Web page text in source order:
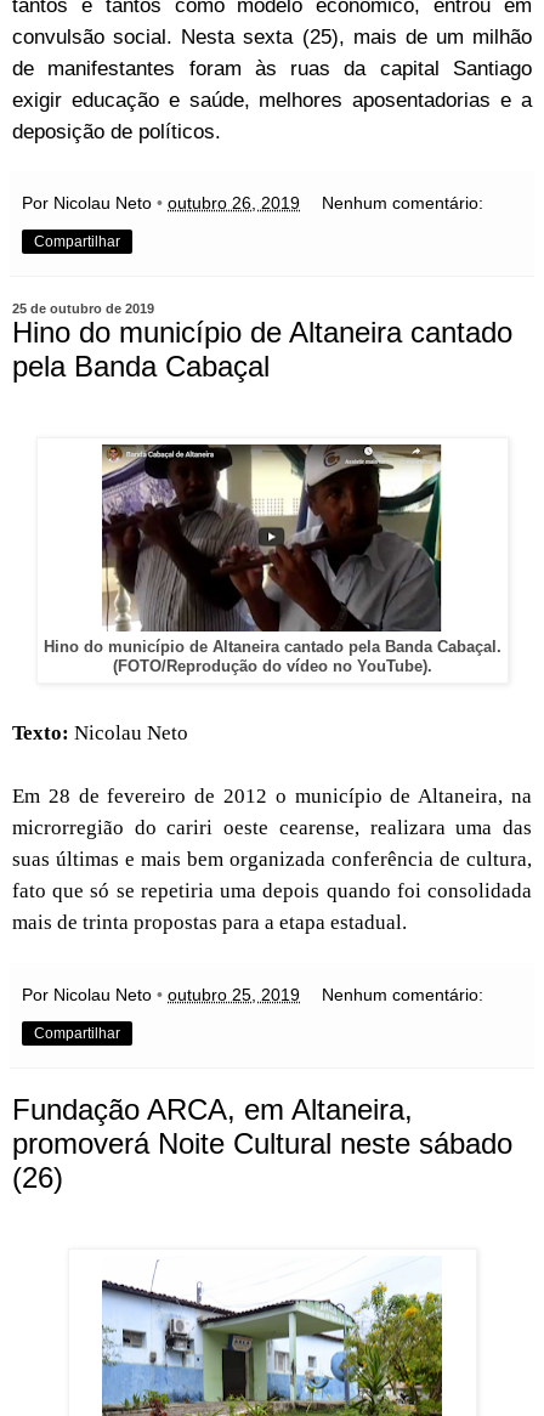
tantos e tantos como modelo econômico, entrou em
convulsão social. Nesta sexta (25), mais de um milhão
de manifestantes foram às ruas da capital Santiago
exigir educação e saúde, melhores aposentadorias e a
deposição de políticos.
Por Nicolau Neto • outubro 26, 2019 Nenhum comentário:
Compartilhar
25 de outubro de 2019
Hino do município de Altaneira cantado
pela Banda Cabaçal
Hino do município de Altaneira cantado pela Banda Cabaçal.
(FOTO/Reprodução do vídeo no YouTube).
Texto: Nicolau Neto
Em 28 de fevereiro de 2012 o município de Altaneira, na
microrregião do cariri oeste cearense, realizara uma das
suas últimas e mais bem organizada conferência de cultura,
fato que só se repetiria uma depois quando foi consolidada
mais de trinta propostas para a etapa estadual.
Por Nicolau Neto • outubro 25, 2019 Nenhum comentário:
Compartilhar
Fundação ARCA, em Altaneira,
promoverá Noite Cultural neste sábado
(26)